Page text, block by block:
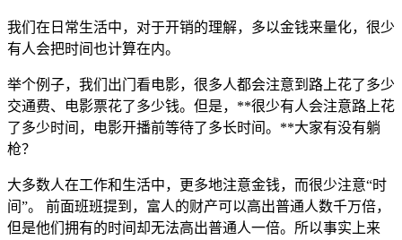
我们在日常生活中，对于开销的理解，多以金钱来量化，很少
有人会把时间也计算在内。
举个例子，我们出门看电影，很多人都会注意到路上花了多少
交通费、电影票花了多少钱。但是，**很少有人会注意路上花
了多少时间，电影开播前等待了多长时间。**大家有没有躺
枪？
大多数人在工作和生活中，更多地注意金钱，而很少注意“时
间”。 前面班班提到，富人的财产可以高出普通人数千万倍，
但是他们拥有的时间却无法高出普通人一倍。所以事实上来